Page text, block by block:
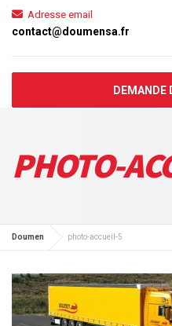
Adresse email
contact@doumensa.fr
DEMANDE
PHOTO-
Doumen photo-accueil-5